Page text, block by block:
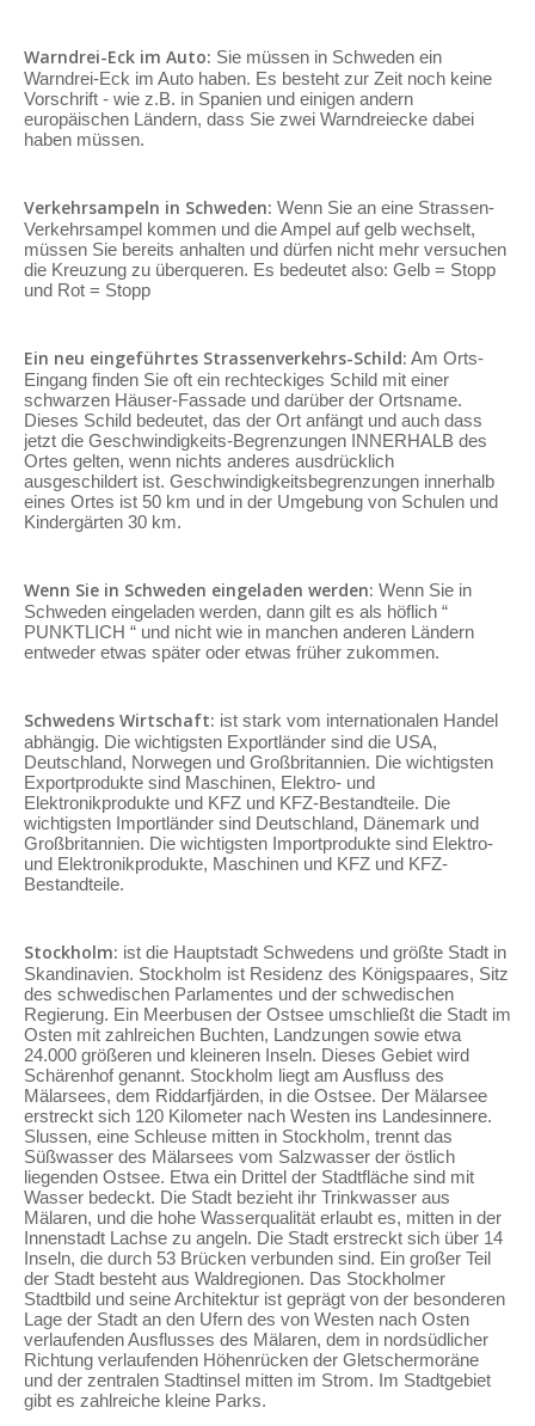
Warndrei-Eck im Auto: Sie müssen in Schweden ein
Warndrei-Eck im Auto haben. Es besteht zur Zeit noch keine
Vorschrift - wie z.B. in Spanien und einigen andern
europäischen Ländern, dass Sie zwei Warndreiecke dabei
haben müssen.
Verkehrsampeln in Schweden: Wenn Sie an eine Strassen-
Verkehrsampel kommen und die Ampel auf gelb wechselt,
müssen Sie bereits anhalten und dürfen nicht mehr versuchen
die Kreuzung zu überqueren. Es bedeutet also: Gelb = Stopp
und Rot = Stopp
Ein neu eingeführtes Strassenverkehrs-Schild: Am Orts-
Eingang finden Sie oft ein rechteckiges Schild mit einer
schwarzen Häuser-Fassade und darüber der Ortsname.
Dieses Schild bedeutet, das der Ort anfängt und auch dass
jetzt die Geschwindigkeits-Begrenzungen INNERHALB des
Ortes gelten, wenn nichts anderes ausdrücklich
ausgeschildert ist. Geschwindigkeitsbegrenzungen innerhalb
eines Ortes ist 50 km und in der Umgebung von Schulen und
Kindergärten 30 km.
Wenn Sie in Schweden eingeladen werden: Wenn Sie in
Schweden eingeladen werden, dann gilt es als höflich “
PUNKTLICH “ und nicht wie in manchen anderen Ländern
entweder etwas später oder etwas früher zukommen.
Schwedens Wirtschaft: ist stark vom internationalen Handel
abhängig. Die wichtigsten Exportländer sind die USA,
Deutschland, Norwegen und Großbritannien. Die wichtigsten
Exportprodukte sind Maschinen, Elektro- und
Elektronikprodukte und KFZ und KFZ-Bestandteile. Die
wichtigsten Importländer sind Deutschland, Dänemark und
Großbritannien. Die wichtigsten Importprodukte sind Elektro-
und Elektronikprodukte, Maschinen und KFZ und KFZ-
Bestandteile.
Stockholm: ist die Hauptstadt Schwedens und größte Stadt in
Skandinavien. Stockholm ist Residenz des Königspaares, Sitz
des schwedischen Parlamentes und der schwedischen
Regierung. Ein Meerbusen der Ostsee umschließt die Stadt im
Osten mit zahlreichen Buchten, Landzungen sowie etwa
24.000 größeren und kleineren Inseln. Dieses Gebiet wird
Schärenhof genannt. Stockholm liegt am Ausfluss des
Mälarsees, dem Riddarfjärden, in die Ostsee. Der Mälarsee
erstreckt sich 120 Kilometer nach Westen ins Landesinnere.
Slussen, eine Schleuse mitten in Stockholm, trennt das
Süßwasser des Mälarsees vom Salzwasser der östlich
liegenden Ostsee. Etwa ein Drittel der Stadtfläche sind mit
Wasser bedeckt. Die Stadt bezieht ihr Trinkwasser aus
Mälaren, und die hohe Wasserqualität erlaubt es, mitten in der
Innenstadt Lachse zu angeln. Die Stadt erstreckt sich über 14
Inseln, die durch 53 Brücken verbunden sind. Ein großer Teil
der Stadt besteht aus Waldregionen. Das Stockholmer
Stadtbild und seine Architektur ist geprägt von der besonderen
Lage der Stadt an den Ufern des von Westen nach Osten
verlaufenden Ausflusses des Mälaren, dem in nordsüdlicher
Richtung verlaufenden Höhenrücken der Gletschermoräne
und der zentralen Stadtinsel mitten im Strom. Im Stadtgebiet
gibt es zahlreiche kleine Parks.